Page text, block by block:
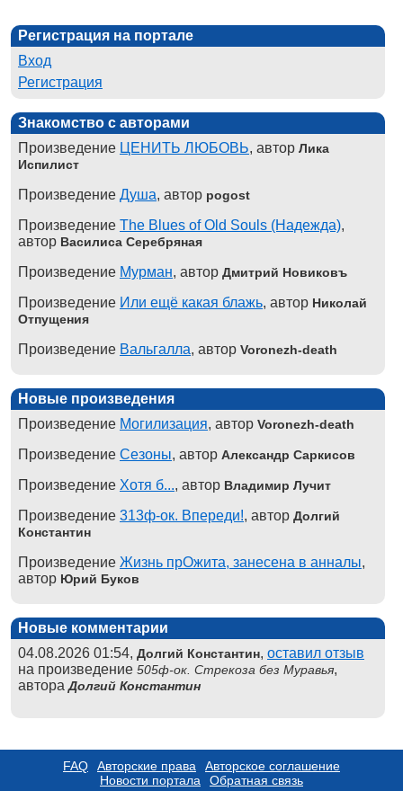
Регистрация на портале
Вход
Регистрация
Знакомство с авторами
Произведение ЦЕНИТЬ ЛЮБОВЬ, автор Лика
Испилист
Произведение Душа, автор pogost
Произведение The Blues of Old Souls (Надежда),
автор Василиса Серебряная
Произведение Мурман, автор Дмитрий Новиковъ
Произведение Или ещё какая блажь, автор Николай
Отпущения
Произведение Вальгалла, автор Voronezh-death
Новые произведения
Произведение Могилизация, автор Voronezh-death
Произведение Сезоны, автор Александр Саркисов
Произведение Хотя б..., автор Владимир Лучит
Произведение 313ф-ок. Впереди!, автор Долгий
Константин
Произведение Жизнь прОжита, занесена в анналы,
автор Юрий Буков
Новые комментарии
04.08.2026 01:54, Долгий Константин, оставил отзыв
на произведение 505ф-ок. Стрекоза без Муравья,
автораДолгий Константин
FAQ Авторские права
Авторское соглашение
Новости портала
Обратная связь